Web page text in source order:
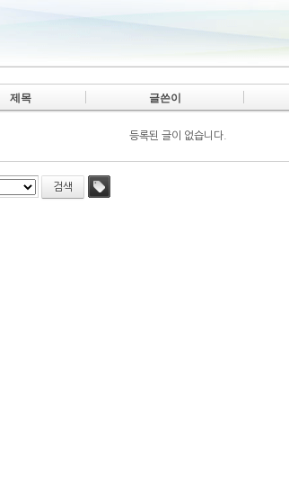
제목 글쓴이
등록된 글이 없습니다.
검색